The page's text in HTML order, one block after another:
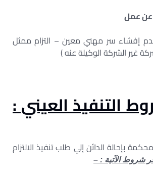
إفشاء سر مهني معين – التزام ممثل
غير الشركة الوكيلة عنه )
التنفيذ العيني :
بإحالة الدائن إلي طلب تنفيذ الالتزام
شروط الآتية : –